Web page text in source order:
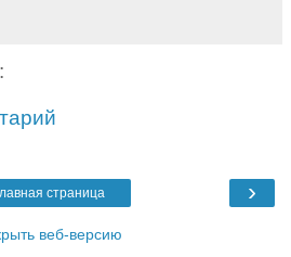
›
страница
веб-версию